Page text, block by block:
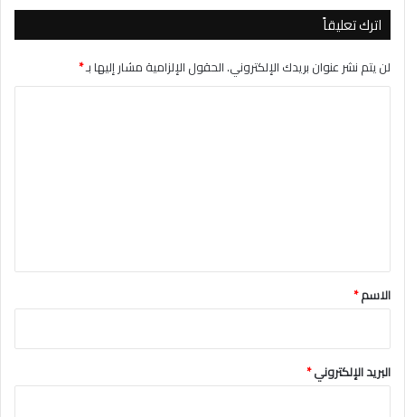
اترك تعليقاً
لن يتم نشر عنوان بريدك الإلكتروني.الحقول الإلزامية مشار إليها بـ*
*
الاسم*
البريد الإلكتروني*